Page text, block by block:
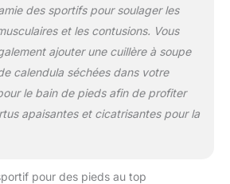
des sportifs pour soulager les
et les contusions. Vous
ajouter une cuillère à soupe
calendula séchées dans votre
le bain de pieds afin de profiter
apaisantes et cicatrisantes pour la
pour des pieds au top